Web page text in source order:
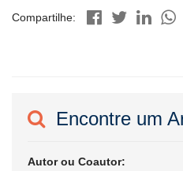
frequentemente inspiradas em
setor empresarial, reforça uma
formação integral, limitando o
testes e ignorando a riqueza
Nesse cenário, as diferenças
Compartilhe:
Encontre um
Autor ou Coautor: